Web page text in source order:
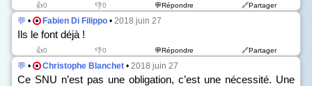
👍0 👎0 💬Répondre 🔗Partager
💬 • Fabien Di Filippo • 2018 juin 27
Ils le font déjà !
👍0 👎0 💬Répondre 🔗Partager
💬 • Christophe Blanchet • 2018 juin 27
Ce SNU n’est pas une obligation, c’est une nécessité. Une